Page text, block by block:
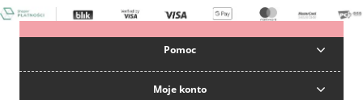
Pomoc
Moje konto